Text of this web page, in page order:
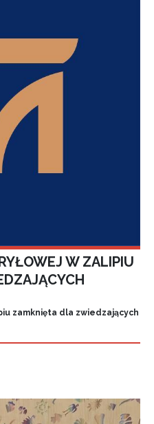
W ZALIPIU
zamknięta dla zwiedzających